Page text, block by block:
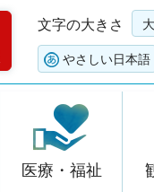
文字の大きさ 大
やさしい日本語
医療・福祉